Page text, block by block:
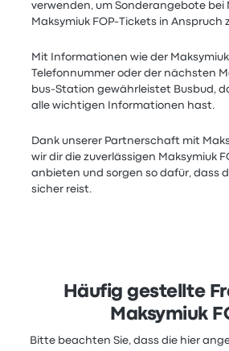
verwenden, um Sonderangebote bei
Maksymiuk FOP-Tickets in Anspruch
Mit Informationen wie der Maksymiuk
Telefonnummer oder der nächsten
bus-Station gewährleistet Busbud,
alle wichtigen Informationen hast.
Dank unserer Partnerschaft mit
wir dir die zuverlässigen Maksymiuk
anbieten und sorgen so dafür, dass
sicher reist.
Häufig gestellte
Maksymiuk
Bitte beachten Sie, dass die hier